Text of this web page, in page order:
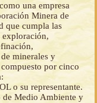
una empresa
Minera de
que cumpla las
exploración,
minerales y
por cinco
o su representante.
de Medio Ambiente y